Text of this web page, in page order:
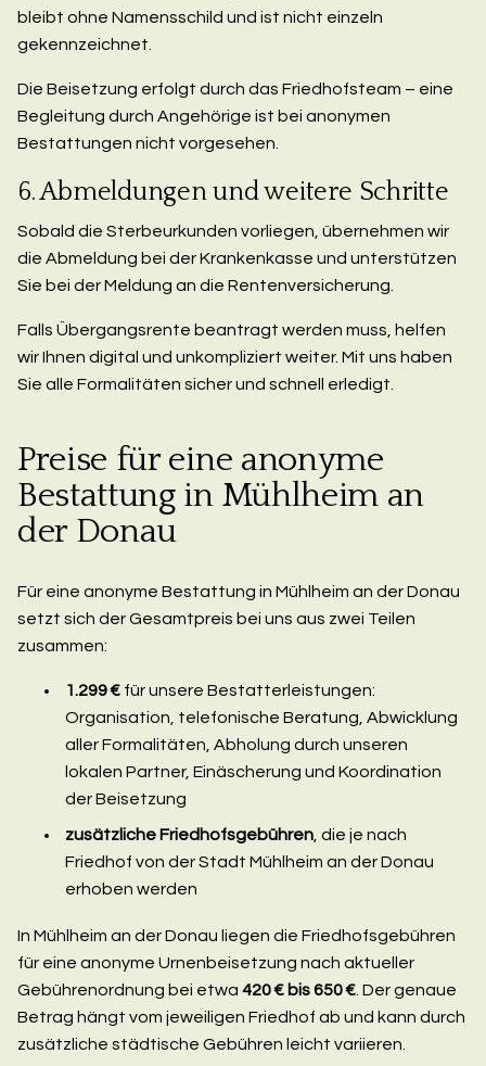
bleibt ohne Namensschild und ist nicht einzeln
gekennzeichnet.
Die Beisetzung erfolgt durch das Friedhofsteam – eine
Begleitung durch Angehörige ist bei anonymen
Bestattungen nicht vorgesehen.
6. Abmeldungen und weitere Schritte
Sobald die Sterbeurkunden vorliegen, übernehmen wir
die Abmeldung bei der Krankenkasse und unterstützen
Sie bei der Meldung an die Rentenversicherung.
Falls Übergangsrente beantragt werden muss, helfen
wir Ihnen digital und unkompliziert weiter. Mit uns haben
Sie alle Formalitäten sicher und schnell erledigt.
Preise für eine anonyme
Bestattung in Mühlheim an
der Donau
Für eine anonyme Bestattung in Mühlheim an der Donau
setzt sich der Gesamtpreis bei uns aus zwei Teilen
zusammen:
1.299 € für unsere Bestatterleistungen:
Organisation, telefonische Beratung, Abwicklung
aller Formalitäten, Abholung durch unseren
lokalen Partner, Einäscherung und Koordination
der Beisetzung
zusätzliche Friedhofsgebühren , die je nach
Friedhof von der Stadt Mühlheim an der Donau
erhoben werden
In Mühlheim an der Donau liegen die Friedhofsgebühren
für eine anonyme Urnenbeisetzung nach aktueller
Gebührenordnung bei etwa 420 € bis 650 € . Der genaue
Betrag hängt vom jeweiligen Friedhof ab und kann durch
zusätzliche städtische Gebühren leicht variieren.